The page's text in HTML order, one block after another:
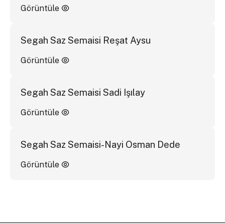
Görüntüle
Segah Saz Semaisi Reşat Aysu
Görüntüle
Segah Saz Semaisi Sadi Işılay
Görüntüle
Segah Saz Semaisi-Nayi Osman Dede
Görüntüle